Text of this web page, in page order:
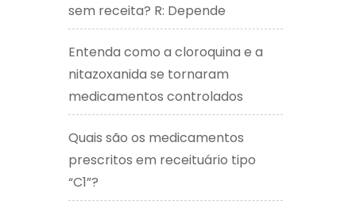
sem receita? R: Depende
Entenda como a cloroquina e a
nitazoxanida se tornaram
medicamentos controlados
Quais são os medicamentos
prescritos em receituário tipo
“C1”?